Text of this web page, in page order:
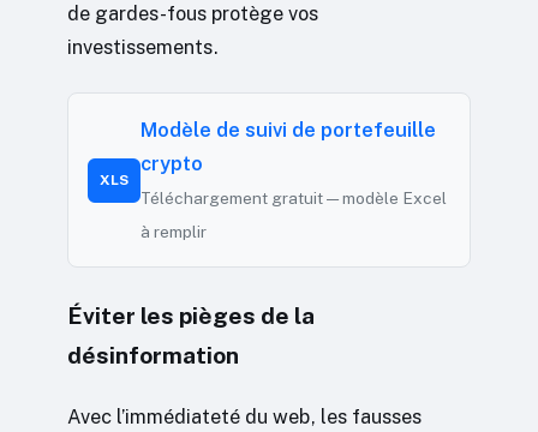
de gardes-fous protège vos
investissements.
XLS
Modèle de suivi de portefeuille
crypto
Téléchargement gratuit — modèle Excel
à remplir
Éviter les pièges de la
désinformation
Avec l’immédiateté du web, les fausses